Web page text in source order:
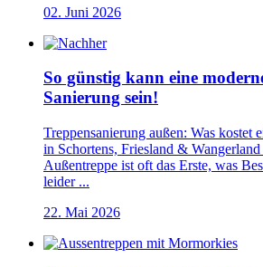
02. Juni 2026
So günstig kann eine
Sanierung sein!
Treppensanierung außen: Was kostet
in Schortens, Friesland &
Außentreppe ist oft das Erste, was
leider ...
22. Mai 2026